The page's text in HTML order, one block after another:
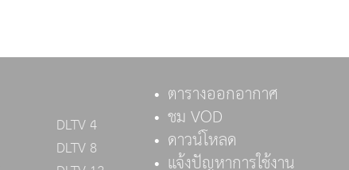
DLTV 4
DLTV 8
ตารางออกอากาศ
ชม VOD
ดาวน์โหลด
แจ้งปัญหาการใช้งาน